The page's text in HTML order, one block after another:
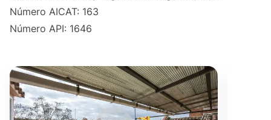
Número AICAT: 163
Número API: 1646